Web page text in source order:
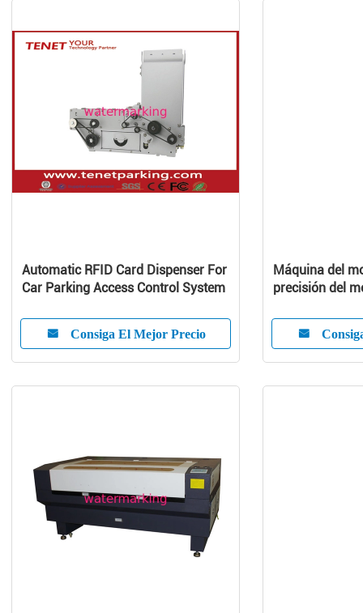
Automatic RFID Card Dispenser For
Car Parking Access Control System
Consiga El Mejor Precio
Máquina del
precisión del